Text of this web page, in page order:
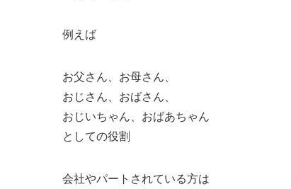
例えば
お父さん、お母さん、
おじさん、おばさん、
おじいちゃん、おばあちゃん
としての役割
会社やパートされている方は